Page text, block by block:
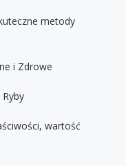
metody
i Zdrowe
wartość